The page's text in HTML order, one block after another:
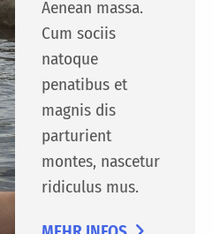
Aenean massa.
Cum sociis
natoque
penatibus et
magnis dis
parturient
montes, nascetur
ridiculus mus.